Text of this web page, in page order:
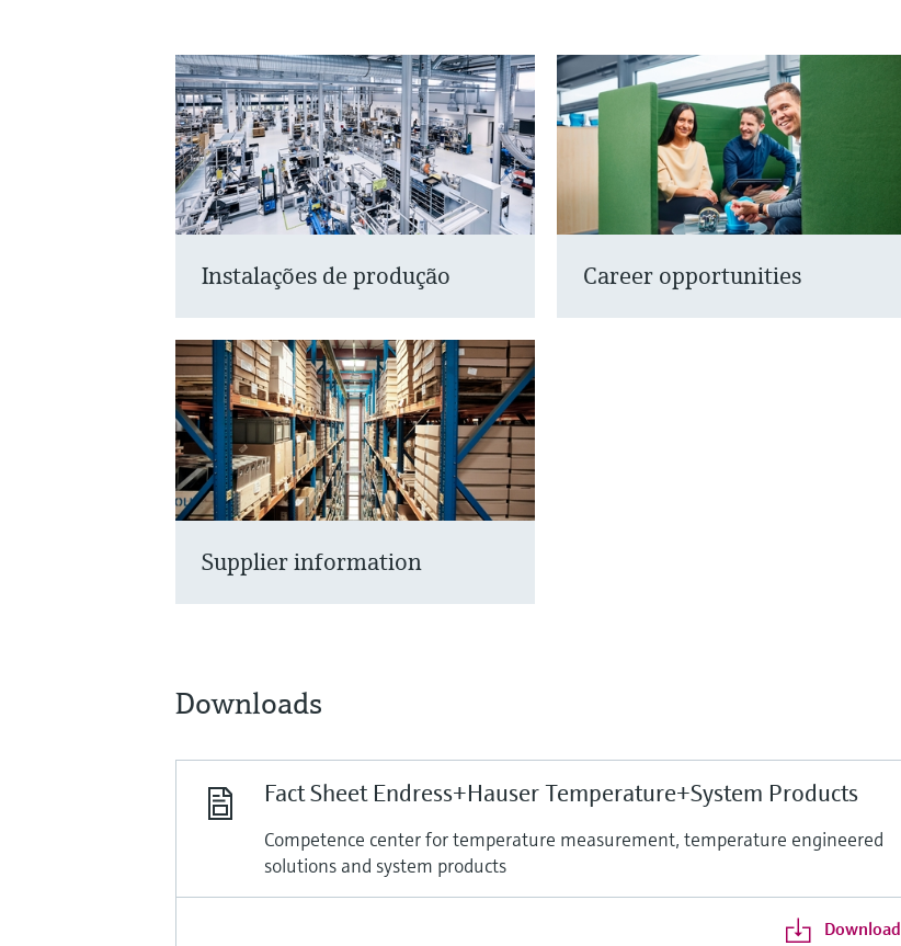
Instalações de produção Career opportunities
Supplier information
Downloads
Fact Sheet Endress+Hauser Temperature+System Products
Competence center for temperature measurement, temperature engineered
solutions and system products
Download